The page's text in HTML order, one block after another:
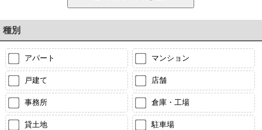
種別
アパート マンション
戸建て 店舗
事務所 倉庫・工場
貸土地 駐車場